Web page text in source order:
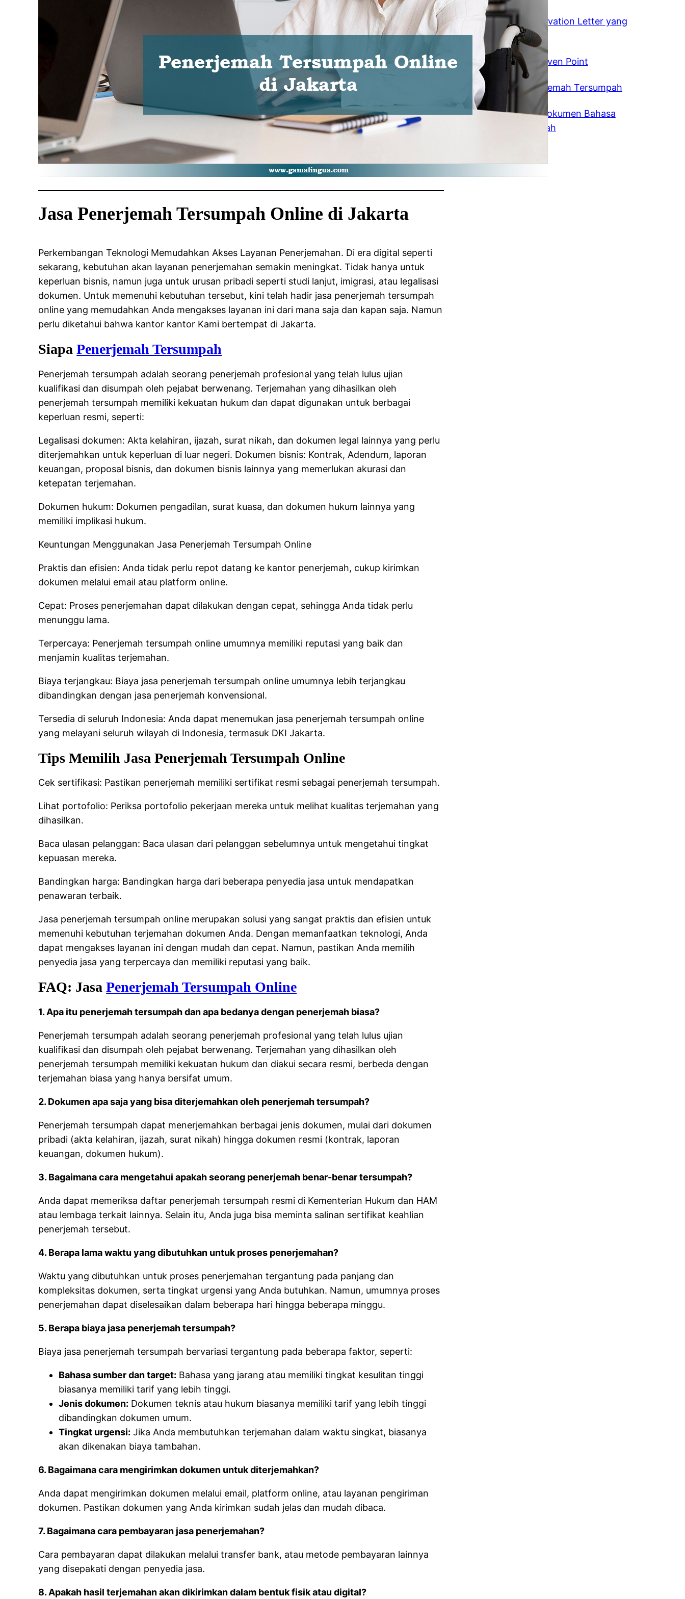
Jasa Penerjemah Tersumpah Online di Jakarta
Perkembangan Teknologi Memudahkan Akses Layanan Penerjemahan. Di era digital seperti
sekarang, kebutuhan akan layanan penerjemahan semakin meningkat. Tidak hanya untuk
keperluan bisnis, namun juga untuk urusan pribadi seperti studi lanjut, imigrasi, atau legalisasi
dokumen. Untuk memenuhi kebutuhan tersebut, kini telah hadir jasa penerjemah tersumpah
online yang memudahkan Anda mengakses layanan ini dari mana saja dan kapan saja. Namun
perlu diketahui bahwa kantor kantor Kami bertempat di Jakarta.
SiapaPenerjemah Tersumpah
Penerjemah tersumpah adalah seorang penerjemah profesional yang telah lulus ujian
kualifikasi dan disumpah oleh pejabat berwenang. Terjemahan yang dihasilkan oleh
penerjemah tersumpah memiliki kekuatan hukum dan dapat digunakan untuk berbagai
keperluan resmi, seperti:
Legalisasi dokumen: Akta kelahiran, ijazah, surat nikah, dan dokumen legal lainnya yang perlu
diterjemahkan untuk keperluan di luar negeri. Dokumen bisnis: Kontrak, Adendum, laporan
keuangan, proposal bisnis, dan dokumen bisnis lainnya yang memerlukan akurasi dan
ketepatan terjemahan.
Dokumen hukum: Dokumen pengadilan, surat kuasa, dan dokumen hukum lainnya yang
memiliki implikasi hukum.
Keuntungan Menggunakan Jasa Penerjemah Tersumpah Online
Praktis dan efisien: Anda tidak perlu repot datang ke kantor penerjemah, cukup kirimkan
dokumen melalui email atau platform online.
Cepat: Proses penerjemahan dapat dilakukan dengan cepat, sehingga Anda tidak perlu
menunggu lama.
Terpercaya: Penerjemah tersumpah online umumnya memiliki reputasi yang baik dan
menjamin kualitas terjemahan.
Biaya terjangkau: Biaya jasa penerjemah tersumpah online umumnya lebih terjangkau
dibandingkan dengan jasa penerjemah konvensional.
Tersedia di seluruh Indonesia: Anda dapat menemukan jasa penerjemah tersumpah online
yang melayani seluruh wilayah di Indonesia, termasuk DKI Jakarta.
Tips Memilih Jasa Penerjemah Tersumpah Online
Cek sertifikasi: Pastikan penerjemah memiliki sertifikat resmi sebagai penerjemah tersumpah.
Lihat portofolio: Periksa portofolio pekerjaan mereka untuk melihat kualitas terjemahan yang
dihasilkan.
Baca ulasan pelanggan: Baca ulasan dari pelanggan sebelumnya untuk mengetahui tingkat
kepuasan mereka.
Bandingkan harga: Bandingkan harga dari beberapa penyedia jasa untuk mendapatkan
penawaran terbaik.
Jasa penerjemah tersumpah online merupakan solusi yang sangat praktis dan efisien untuk
memenuhi kebutuhan terjemahan dokumen Anda. Dengan memanfaatkan teknologi, Anda
dapat mengakses layanan ini dengan mudah dan cepat. Namun, pastikan Anda memilih
penyedia jasa yang terpercaya dan memiliki reputasi yang baik.
FAQ: JasaPenerjemah Tersumpah Online
1. Apa itu penerjemah tersumpah dan apa bedanya dengan penerjemah biasa?
Penerjemah tersumpah adalah seorang penerjemah profesional yang telah lulus ujian
kualifikasi dan disumpah oleh pejabat berwenang. Terjemahan yang dihasilkan oleh
penerjemah tersumpah memiliki kekuatan hukum dan diakui secara resmi, berbeda dengan
terjemahan biasa yang hanya bersifat umum.
2. Dokumen apa saja yang bisa diterjemahkan oleh penerjemah tersumpah?
Penerjemah tersumpah dapat menerjemahkan berbagai jenis dokumen, mulai dari dokumen
pribadi (akta kelahiran, ijazah, surat nikah) hingga dokumen resmi (kontrak, laporan
keuangan, dokumen hukum).
3. Bagaimana cara mengetahui apakah seorang penerjemah benar-benar tersumpah?
Anda dapat memeriksa daftar penerjemah tersumpah resmi di Kementerian Hukum dan HAM
atau lembaga terkait lainnya. Selain itu, Anda juga bisa meminta salinan sertifikat keahlian
penerjemah tersebut.
4. Berapa lama waktu yang dibutuhkan untuk proses penerjemahan?
Waktu yang dibutuhkan untuk proses penerjemahan tergantung pada panjang dan
kompleksitas dokumen, serta tingkat urgensi yang Anda butuhkan. Namun, umumnya proses
penerjemahan dapat diselesaikan dalam beberapa hari hingga beberapa minggu.
5. Berapa biaya jasa penerjemah tersumpah?
Biaya jasa penerjemah tersumpah bervariasi tergantung pada beberapa faktor, seperti:
Bahasa sumber dan target: Bahasa yang jarang atau memiliki tingkat kesulitan tinggi
biasanya memiliki tarif yang lebih tinggi.
Jenis dokumen: Dokumen teknis atau hukum biasanya memiliki tarif yang lebih tinggi
dibandingkan dokumen umum.
Tingkat urgensi: Jika Anda membutuhkan terjemahan dalam waktu singkat, biasanya
akan dikenakan biaya tambahan.
6. Bagaimana cara mengirimkan dokumen untuk diterjemahkan?
Anda dapat mengirimkan dokumen melalui email, platform online, atau layanan pengiriman
dokumen. Pastikan dokumen yang Anda kirimkan sudah jelas dan mudah dibaca.
7. Bagaimana cara pembayaran jasa penerjemahan?
Cara pembayaran dapat dilakukan melalui transfer bank, atau metode pembayaran lainnya
yang disepakati dengan penyedia jasa.
8. Apakah hasil terjemahan akan dikirimkan dalam bentuk fisik atau digital?
August 5, 2026
Tips Membuat Motivation Letter yang
Menarik
July 22, 2026
Memahami Break Even Point
February 14, 2025
Vendor Jasa Penerjemah Tersumpah
January 22, 2025
Jasa Penerjemah Dokumen Bahasa
Mandarin Tersumpah